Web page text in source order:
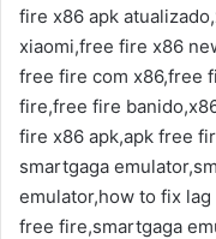
fire x86 apk
xiaomi,free fire x86
free fire com x86,free
fire,free fire
fire x86 apk,apk free
smartgaga
emulator,how to fix
free fire,smartgaga